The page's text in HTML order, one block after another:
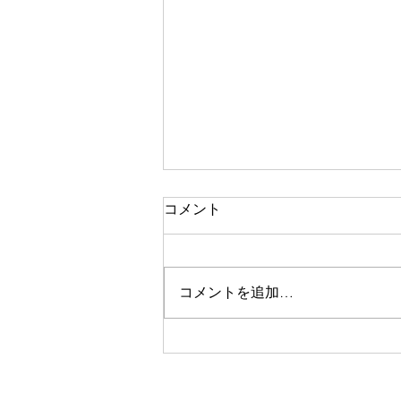
美眉スタイリング
コメント
コメントを追加…